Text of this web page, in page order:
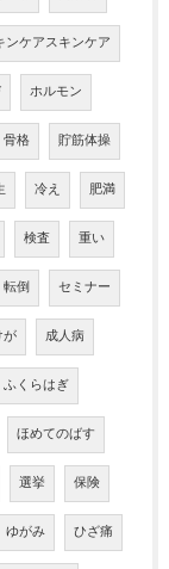
ンケアスキンケア
ホルモン
骨格 貯筋体操
冷え 肥満
検査 重い
転倒 セミナー
が 成人病
ふくらはぎ
ほめてのばす
選挙 保険
ゆがみ ひざ痛